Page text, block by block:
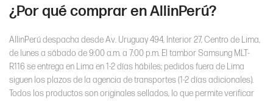
¿Por qué comprar en AllinPerú?
AllinPerú despacha desde Av. Uruguay 494, Interior 27, Centro de Lima,
de lunes a sábado de 9:00 a.m. a 7:00 p.m. El tambor Samsung MLT-
R116 se entrega en Lima en 1-2 días hábiles; pedidos fuera de Lima
siguen los plazos de la agencia de transportes (1-2 días adicionales).
Todos los productos son originales sellados, lo que permite verificar